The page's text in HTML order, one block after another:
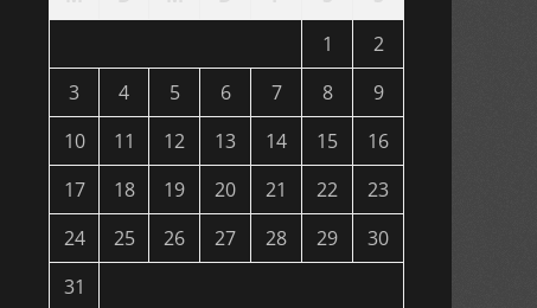
1
2
3
4 5 6 7 8
9
10
11 12 13 14 15
16
17
18 19 20 21 22
23
24
25 26 27 28 29
30
31